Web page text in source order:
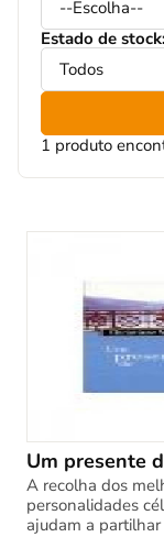
Estado de stock:
1 produto
Um presente
A recolha dos
personalidades
ajudam a